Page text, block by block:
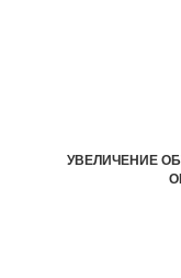
УВЕЛИЧЕНИЕ